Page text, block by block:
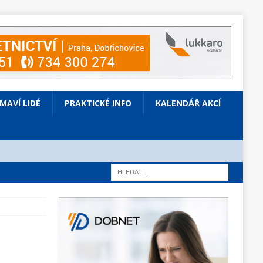
LIDÉ PRAKTICKÉ INFO KALENDÁŘ AKCÍ